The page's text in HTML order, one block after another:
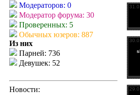
Модераторов: 0
Модератор форума: 30
Проверенных: 5
Обычных юзеров: 887
Из них
Парней: 736
Девушек: 52
Новости: